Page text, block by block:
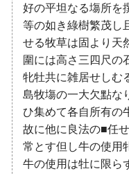
好の平坦なる塲所を
等の如き綠樹繁茂し
せる牧草は固より天
圍には高さ三四尺の
牝牡共に雑居せしむ
島牧塲の一大欠點な
ひ集めて各自所有の
故に他に良法の■任
常とす但し牛の使用
牛の使用は牡に限ら